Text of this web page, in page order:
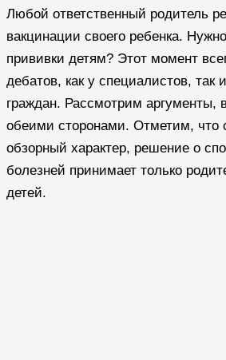
Любой ответственный родитель
вакцинации своего ребенка.
прививки детям? Этот момент
дебатов, как у специалистов, так
граждан. Рассмотрим аргументы,
обеими сторонами. Отметим, что
обзорный характер, решение о
болезней принимает только
детей.